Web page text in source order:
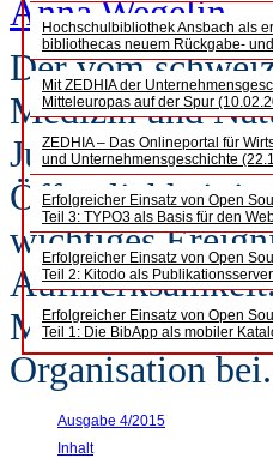
Hochschulbibliothek Ansbach als
bibliothecas neuem Rückgabe-
Mit ZEDHIA der
Mitteleuropas auf der Spur
ZEDHIA – Das Onlineportal für
und Unternehmensgeschichte
Erfolgreicher Einsatz von Open
Teil 3: TYPO3 als Basis für den
Erfolgreicher Einsatz von Open
Teil 2: Kitodo als
Erfolgreicher Einsatz von Open
Teil 1: Die BibApp als mobiler
Ausgabe 4/2015
Inhalt
Anna Wegelin
Der vom
Medizin und
Jubiläum. „Na
Öffentlichkeit in
wichtiges
Mitarbeitenden
Organisation bei.